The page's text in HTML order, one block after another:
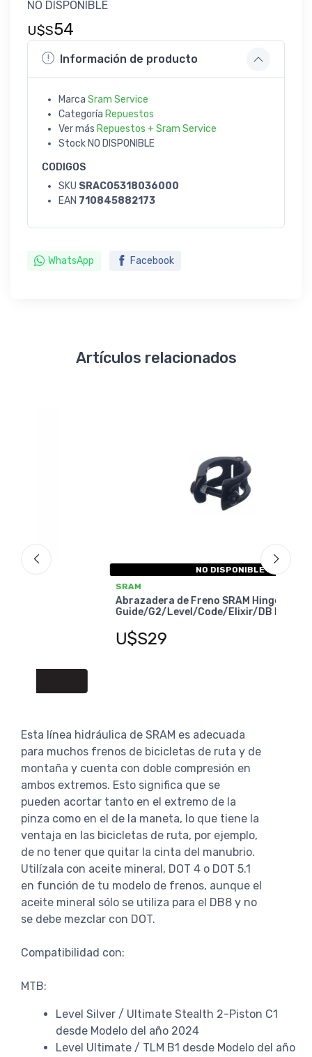
NO DISPONIBLE
U$S54
Información de producto
Marca Sram Service
Categoría Repuestos
Ver más Repuestos + Sram Service
Stock NO DISPONIBLE
CODIGOS
SKU SRAC05318036000
EAN 710845882173
WhatsApp Facebook
Artículos relacionados
NO DISPONIBLE
Abrazadera de Freno SRAM Hinge-Clamp
Guide/G2/Level/Code/Elixir/DB Der/Izq
Esta línea hidráulica de SRAM es adecuada
para muchos frenos de bicicletas de ruta y de
montaña y cuenta con doble compresión en
ambos extremos. Esto significa que se
pueden acortar tanto en el extremo de la
pinza como en el de la maneta, lo que tiene la
ventaja en las bicicletas de ruta, por ejemplo,
de no tener que quitar la cinta del manubrio.
Utilízala con aceite mineral, DOT 4 o DOT 5.1
en función de tu modelo de frenos, aunque el
aceite mineral sólo se utiliza para el DB8 y no
se debe mezclar con DOT.
Compatibilidad con:
MTB:
Level Silver / Ultimate Stealth 2-Piston C1
desde Modelo del año 2024
Level Ultimate / TLM B1 desde Modelo del año